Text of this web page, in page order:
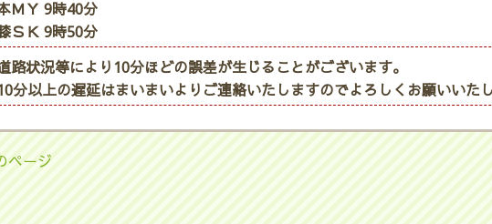
ＭＹ 9時40分
ＳＫ 9時50分
路状況等により10分ほどの誤差が生じることがございます。
分以上の遅延はまいまいよりご連絡いたしますのでよろしくお願いいたし
ページ